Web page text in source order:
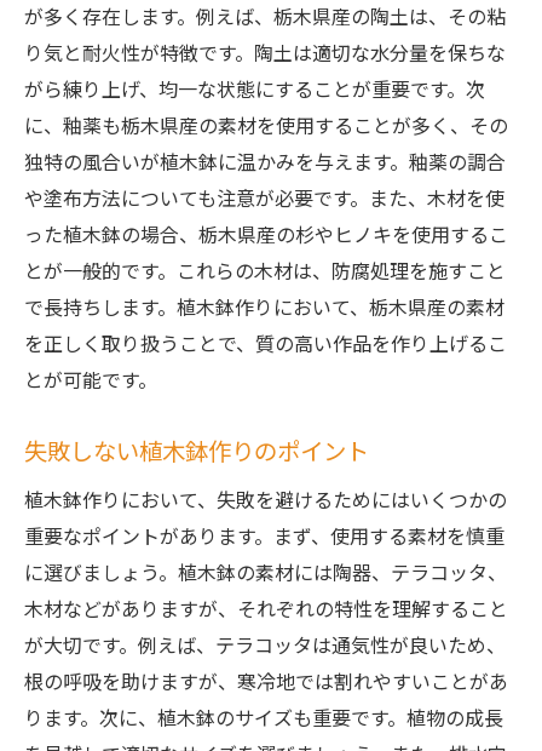
が多く存在します。例えば、栃木県産の陶土は、その粘
り気と耐火性が特徴です。陶土は適切な水分量を保ちな
がら練り上げ、均一な状態にすることが重要です。次
に、釉薬も栃木県産の素材を使用することが多く、その
独特の風合いが植木鉢に温かみを与えます。釉薬の調合
や塗布方法についても注意が必要です。また、木材を使
った植木鉢の場合、栃木県産の杉やヒノキを使用するこ
とが一般的です。これらの木材は、防腐処理を施すこと
で長持ちします。植木鉢作りにおいて、栃木県産の素材
を正しく取り扱うことで、質の高い作品を作り上げるこ
とが可能です。
失敗しない植木鉢作りのポイント
植木鉢作りにおいて、失敗を避けるためにはいくつかの
重要なポイントがあります。まず、使用する素材を慎重
に選びましょう。植木鉢の素材には陶器、テラコッタ、
木材などがありますが、それぞれの特性を理解すること
が大切です。例えば、テラコッタは通気性が良いため、
根の呼吸を助けますが、寒冷地では割れやすいことがあ
ります。次に、植木鉢のサイズも重要です。植物の成長